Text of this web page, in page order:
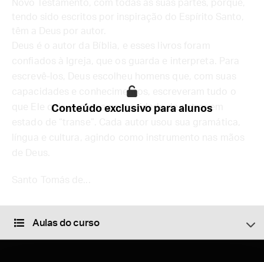
capacidades e conhecimentos, escreveram tudo o
que Ele quis — sem a necessidade de entrar em
Conteúdo exclusivo para alunos
Aulas do curso